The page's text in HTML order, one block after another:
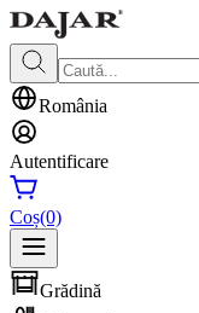
România
Autentificare
Coș(0)
Grădină